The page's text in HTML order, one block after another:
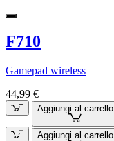
F710
Gamepad wireless
44,99 €
Aggiungi al carrello
Aggiungi al carrello